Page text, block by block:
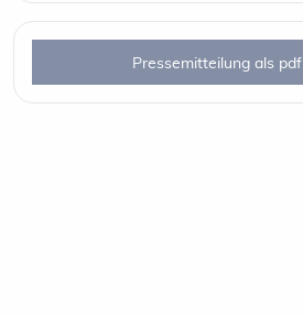
Pressemitteilung als pdf